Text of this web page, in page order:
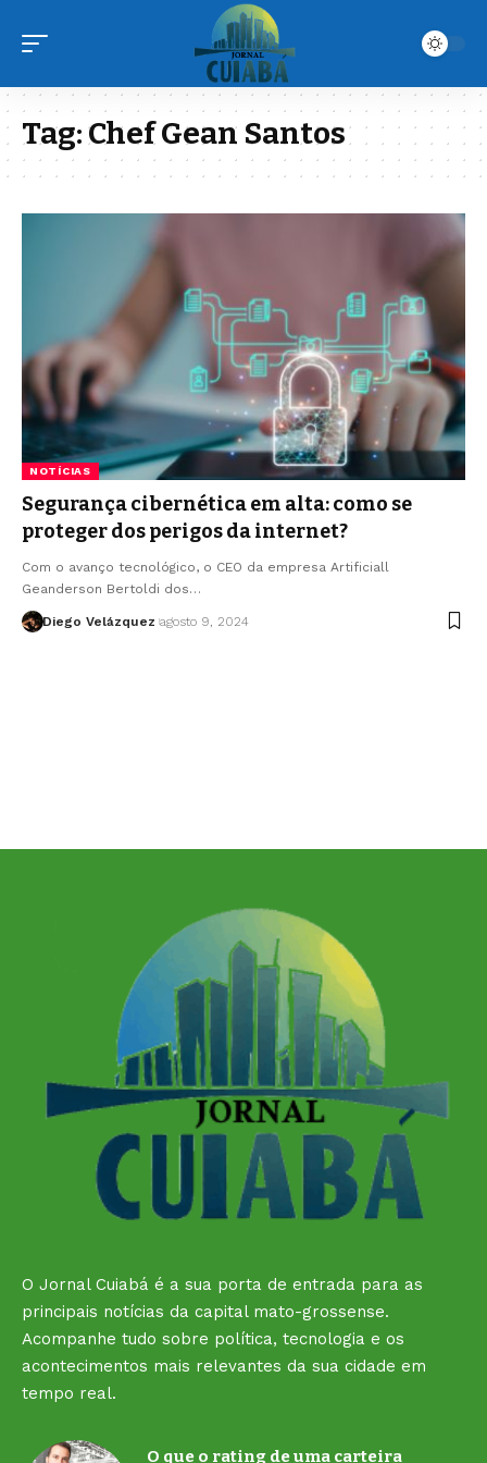
Tag:Chef Gean Santos
NOTÍCIAS
Segurança cibernética em alta: como se
proteger dos perigos da internet?
Com o avanço tecnológico, o CEO da empresa Artificiall
Geanderson Bertoldi dos…
Diego Velázquez agosto 9, 2024
O Jornal Cuiabá é a sua porta de entrada para as
principais notícias da capital mato-grossense.
Acompanhe tudo sobre política, tecnologia e os
acontecimentos mais relevantes da sua cidade em
tempo real.
O que o rating de uma carteira